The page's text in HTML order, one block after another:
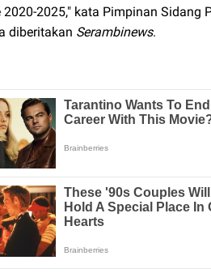
2020-2025," kata Pimpinan
diberitakan Serambinews.